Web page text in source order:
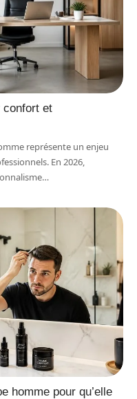
confort et
représente un enjeu
En 2026,
…
homme pour qu’elle